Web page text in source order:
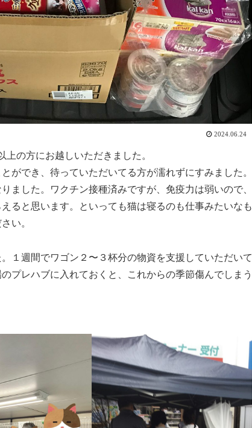
2024.06.24
の方にお越しいただきました。
ができ、待っていただいてる方が濡れずにすみました。
ました。ワクチン接種済みですが、免疫力は弱いので、
ると思います。といっても猫は寝るのも仕事みたいなも
い。
１週間でワゴン２〜３杯分の物資を支援していただいて
プレハブに入れておくと、これからの季節傷んでしまう